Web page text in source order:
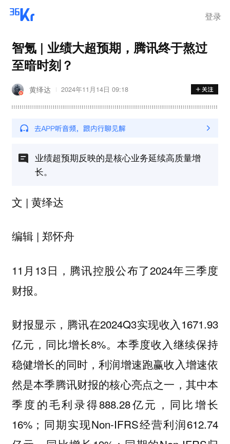
登录
智氪 | 业绩大超预期，腾讯终于熬过
至暗时刻？
黄绎达 2024年11月14日 09:18
业绩超预期反映的是核心业务延续高质量增
长。
文 | 黄绎达
编辑 | 郑怀舟
11月13日，腾讯控股公布了2024年三季度
财报。
财报显示，腾讯在2024Q3实现收入1671.93
亿元，同比增长8%。本季度收入继续保持
稳健增长的同时，利润增速跑赢收入增速依
然是本季腾讯财报的核心亮点之一，其中本
季度的毛利录得888.28亿元，同比增长
16%；同期实现Non-IFRS经营利润612.74